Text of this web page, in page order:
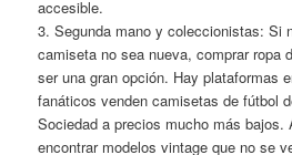
accesible.
3. Segunda mano y coleccionistas: Si
camiseta no sea nueva, comprar ropa
ser una gran opción. Hay plataformas
fanáticos venden camisetas de fútbol
Sociedad a precios mucho más bajos.
encontrar modelos vintage que no se